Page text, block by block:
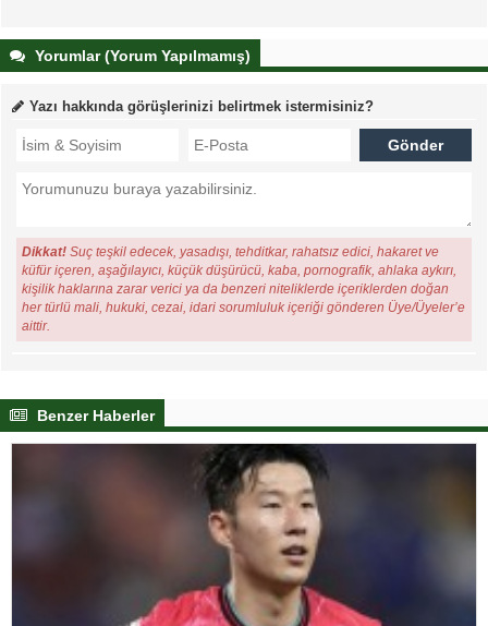
Yorumlar (Yorum Yapılmamış)
Yazı hakkında görüşlerinizi belirtmek istermisiniz?
Dikkat! Suç teşkil edecek, yasadışı, tehditkar, rahatsız edici, hakaret ve
küfür içeren, aşağılayıcı, küçük düşürücü, kaba, pornografik, ahlaka aykırı,
kişilik haklarına zarar verici ya da benzeri niteliklerde içeriklerden doğan
her türlü mali, hukuki, cezai, idari sorumluluk içeriği gönderen Üye/Üyeler’e
aittir.
Benzer Haberler